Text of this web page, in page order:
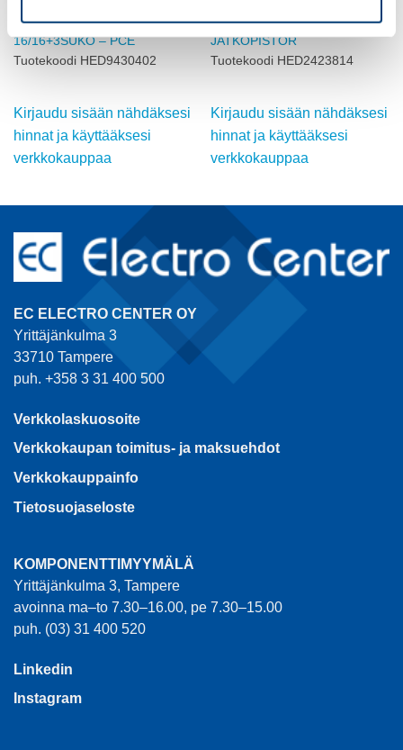
Haaroitin – HA 16A 400V IP44
16/16+3SUKO – PCE
Tuotekoodi HED9430402
Kirjaudu sisään nähdäksesi
hinnat ja käyttääksesi
verkkokauppaa
245-6 5X125A 400V IP67
JATKOPISTOR
Tuotekoodi HED2423814
Kirjaudu sisään nähdäksesi
hinnat ja käyttääksesi
verkkokauppaa
EC ELECTRO CENTER OY
Yrittäjänkulma 3
33710 Tampere
puh. +358 3 31 400 500
Verkkolaskuosoite
Verkkokaupan toimitus- ja maksuehdot
Verkkokauppainfo
Tietosuojaseloste
KOMPONENTTIMYYMÄLÄ
Yrittäjänkulma 3, Tampere
avoinna ma–to 7.30–16.00, pe 7.30–15.00
puh. (03) 31 400 520
Linkedin
Instagram